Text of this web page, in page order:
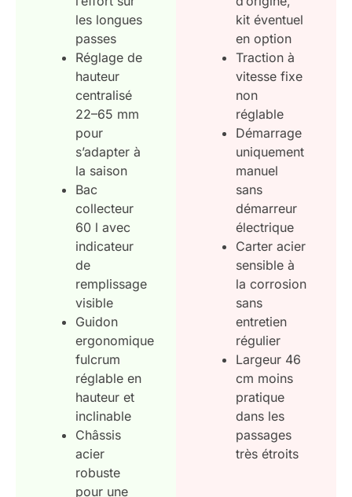
les longues
passes
Réglage de
hauteur
centralisé
22–65 mm
pour
s’adapter à
la saison
Bac
collecteur
60 l avec
indicateur
de
remplissage
visible
Guidon
ergonomique
fulcrum
réglable en
hauteur et
inclinable
Châssis
acier
robuste
pour une
kit éventuel
en option
Traction à
vitesse fixe
non
réglable
Démarrage
uniquement
manuel
sans
démarreur
électrique
Carter acier
sensible à
la corrosion
sans
entretien
régulier
Largeur 46
cm moins
pratique
dans les
passages
très étroits